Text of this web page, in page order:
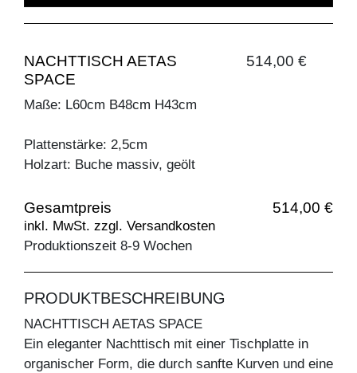
NACHTTISCH AETAS
SPACE
514,00 €
Maße: L60cm B48cm H43cm
Plattenstärke: 2,5cm
Holzart: Buche massiv, geölt
Gesamtpreis 514,00 €
inkl. MwSt. zzgl. Versandkosten
Produktionszeit 8-9 Wochen
PRODUKTBESCHREIBUNG
NACHTTISCH AETAS SPACE
Ein eleganter Nachttisch mit einer Tischplatte in
organischer Form, die durch sanfte Kurven und eine